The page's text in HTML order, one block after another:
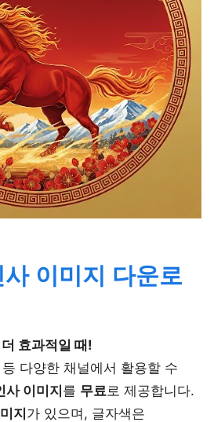
사 이미지 다운로
효과적일 때!
다양한 채널에서 활용할 수
사 이미지를 무료 로 제공합니다.
지가 있으며, 글자색은